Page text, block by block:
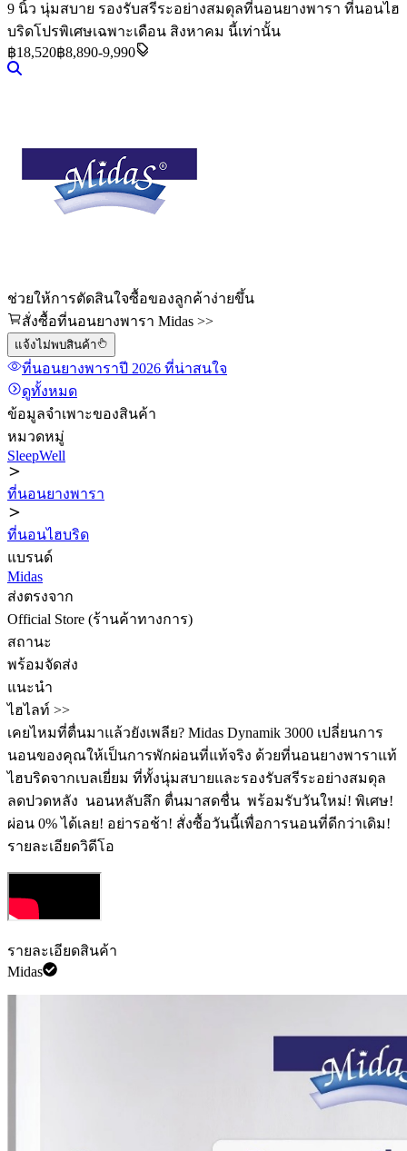
9 นิ้ว นุ่มสบาย รองรับสรีระอย่างสมดุลที่นอนยางพารา ที่นอนไฮ
บริดโปรพิเศษเฉพาะเดือน สิงหาคม นี้เท่านั้น
฿18,520฿8,890-9,990
ช่วยให้การตัดสินใจซื้อของลูกค้าง่ายขึ้น
สั่งซื้อที่นอนยางพารา Midas >>
แจ้งไม่พบสินค้า
ที่นอนยางพาราปี 2026 ที่น่าสนใจ
ดูทั้งหมด
ข้อมูลจำเพาะของสินค้า
หมวดหมู่
SleepWell
ที่นอนยางพารา
ที่นอนไฮบริด
แบรนด์
Midas
ส่งตรงจาก
Official Store (ร้านค้าทางการ)
สถานะ
พร้อมจัดส่ง
แนะนำ
ไฮไลท์ >>
เคยไหมที่ตื่นมาแล้วยังเพลีย? Midas Dynamik 3000 เปลี่ยนการ
นอนของคุณให้เป็นการพักผ่อนที่แท้จริง ด้วยที่นอนยางพาราแท้
ไฮบริดจากเบลเยี่ยม ที่ทั้งนุ่มสบายและรองรับสรีระอย่างสมดุล
ลดปวดหลัง ️ นอนหลับลึก ตื่นมาสดชื่น ️ พร้อมรับวันใหม่! พิเศษ!
ผ่อน 0% ได้เลย! อย่ารอช้า! สั่งซื้อวันนี้เพื่อการนอนที่ดีกว่าเดิม!
รายละเอียดวิดีโอ
รายละเอียดสินค้า
Midas